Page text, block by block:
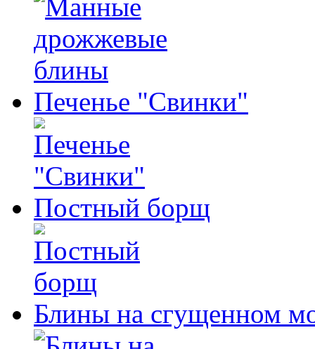
Печенье "Свинки"
Постный борщ
Блины на сгущенном